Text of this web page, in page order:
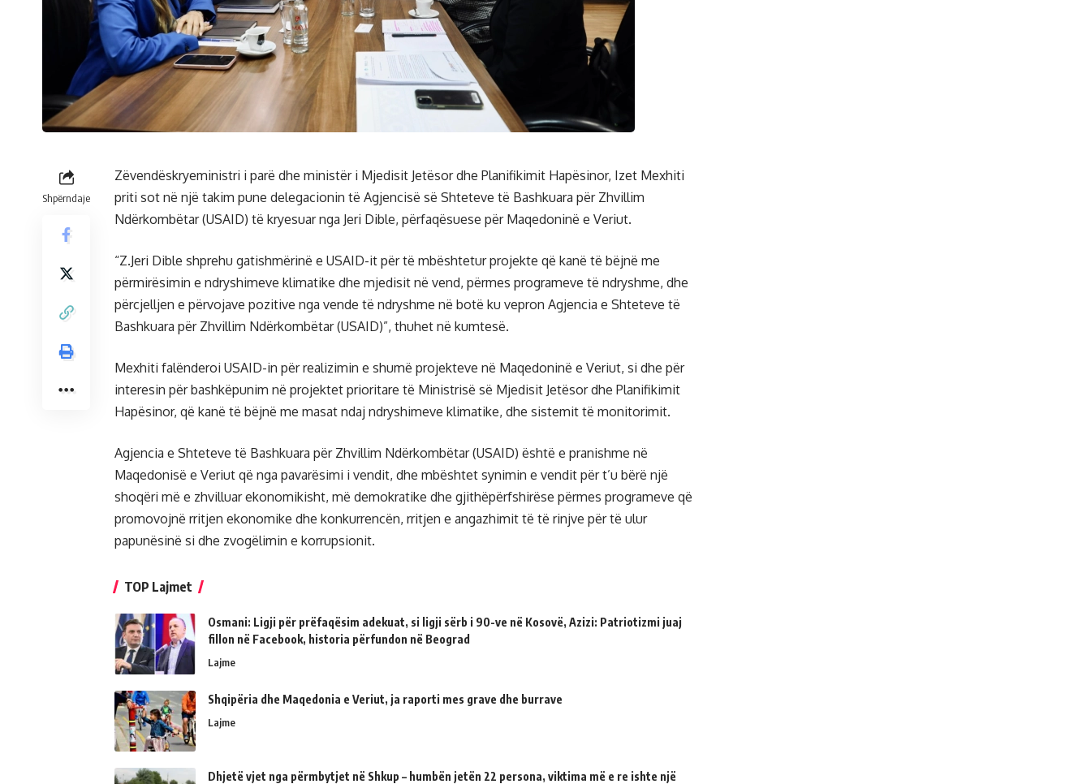
Shpërndaje
Zëvendëskryeministri i parë dhe ministër i Mjedisit Jetësor dhe Planifikimit Hapësinor, Izet Mexhiti
priti sot në një takim pune delegacionin të Agjencisë së Shteteve të Bashkuara për Zhvillim
Ndërkombëtar (USAID) të kryesuar nga Jeri Dible, përfaqësuese për Maqedoninë e Veriut.
“Z.Jeri Dible shprehu gatishmërinë e USAID-it për të mbështetur projekte që kanë të bëjnë me
përmirësimin e ndryshimeve klimatike dhe mjedisit në vend, përmes programeve të ndryshme, dhe
përcjelljen e përvojave pozitive nga vende të ndryshme në botë ku vepron Agjencia e Shteteve të
Bashkuara për Zhvillim Ndërkombëtar (USAID)”, thuhet në kumtesë.
Mexhiti falënderoi USAID-in për realizimin e shumë projekteve në Maqedoninë e Veriut, si dhe për
interesin për bashkëpunim në projektet prioritare të Ministrisë së Mjedisit Jetësor dhe Planifikimit
Hapësinor, që kanë të bëjnë me masat ndaj ndryshimeve klimatike, dhe sistemit të monitorimit.
Agjencia e Shteteve të Bashkuara për Zhvillim Ndërkombëtar (USAID) është e pranishme në
Maqedonisë e Veriut që nga pavarësimi i vendit, dhe mbështet synimin e vendit për t’u bërë një
shoqëri më e zhvilluar ekonomikisht, më demokratike dhe gjithëpërfshirëse përmes programeve që
promovojnë rritjen ekonomike dhe konkurrencën, rritjen e angazhimit të të rinjve për të ulur
papunësinë si dhe zvogëlimin e korrupsionit.
TOP Lajmet
Osmani: Ligji për prëfaqësim adekuat, si ligji sërb i 90-ve në Kosovë, Azizi: Patriotizmi juaj
fillon në Facebook, historia përfundon në Beograd
Lajme
Shqipëria dhe Maqedonia e Veriut, ja raporti mes grave dhe burrave
Lajme
Dhjetë vjet nga përmbytjet në Shkup – humbën jetën 22 persona, viktima më e re ishte një